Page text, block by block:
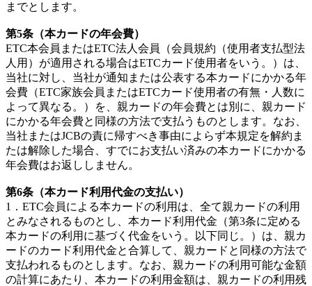
までとします。
第5条（本カードの年会費）
ETC本会員またはETC法人会員（会員規約（使用者支払型法
人用）が適用される場合はETCカード使用者をいう。）は、
当社に対し、当社が通知または公表する本カードにかかる年
会費（ETC家族会員またはETCカード使用者の有無・人数に
よって異なる。）を、親カードの年会費とは別に、親カード
にかかる年会費と同様の方法で支払うものとします。なお、
当社またはJCBの責に帰すべき事由によらず本規定を解約ま
たは解除した場合、すでにお支払い済みの本カードにかかる
年会費はお返ししません。
第6条（本カード利用代金の支払い）
1．ETC会員による本カードの利用は、全て親カードの利用
とみなされるものとし、本カード利用代金（第3条に定める
本カードの利用に基づく代金をいう。以下同じ。）は、親カ
ードのカード利用代金と合算して、親カードと同様の方法で
支払われるものとします。なお、親カードの利用可能な金額
の計算にあたり、本カードの利用金額は、親カードの利用残